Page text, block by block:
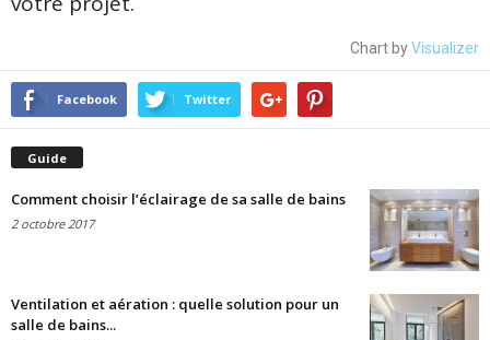
Chart byVisualizer
Facebook Twitter
Guide
Comment choisir l’éclairage de sa salle de bains
2 octobre 2017
Ventilation et aération : quelle solution pour un
salle de bains...